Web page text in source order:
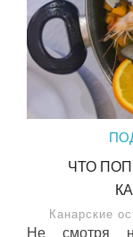
ЧТО
Канарские
Не смотря